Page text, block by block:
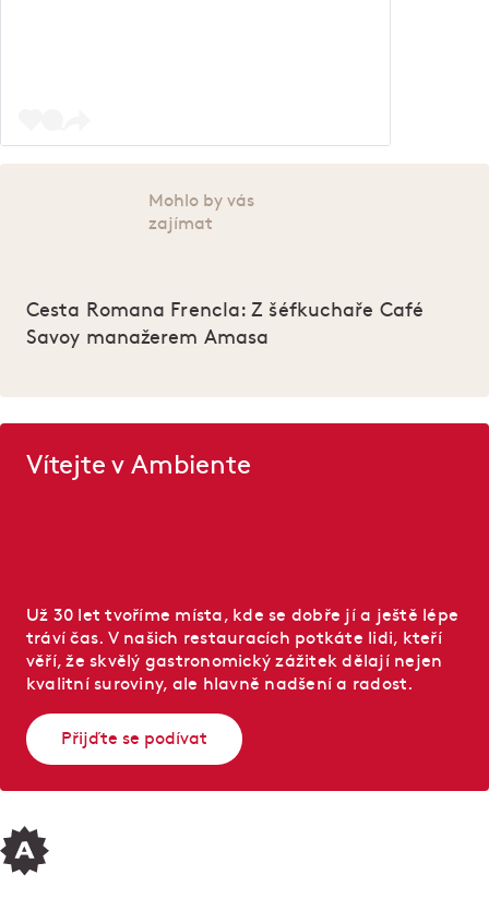
Mohlo by vás
zajímat
Cesta Romana Frencla: Z šéfkuchaře Café
Savoy manažerem Amasa
Vítejte v Ambiente
Už 30 let tvoříme místa, kde se dobře jí a ještě lépe
tráví čas. V našich restauracích potkáte lidi, kteří
věří, že skvělý gastronomický zážitek dělají nejen
kvalitní suroviny, ale hlavně nadšení a radost.
Přijďte se podívat